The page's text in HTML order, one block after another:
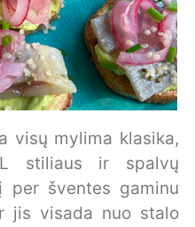
visų mylima klasika,
stiliaus ir spalvų
per šventes gaminu
jis visada nuo stalo